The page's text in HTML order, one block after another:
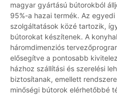
magyar gyártású bútorokból
95%-a hazai termék. Az
szolgáltatások közé tartozik,
bútorokat készítenek. A
háromdimenziós
elősegítve a pontosabb
házhoz szállítási és szerelési
biztosítanak, emellett
minőségi bútorok elérhetőbbé